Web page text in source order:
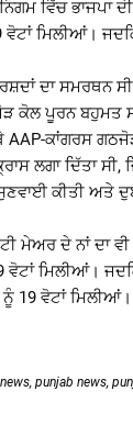
ਵਿੱਚ ਭਾਜਪਾ
ਵੋਟਾਂ ਮਿਲੀਆਂ।
ਦਾ ਸਮਰਥਨ
ਕੋਲ ਪੂਰਨ ਬਹੁਮਤ
ਕਾਂਗਰਸ
ਲਗਾ ਦਿੱਤਾ
ਕੀਤੀ ਅਤੇ
ਮੇਅਰ ਦੇ ਨਾਂ ਦਾ
ਮਿਲੀਆਂ।
19 ਵੋਟਾਂ
, punjab news,